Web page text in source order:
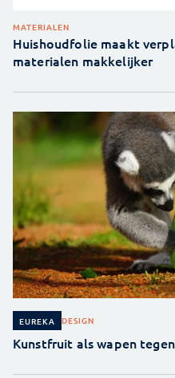
MATERIALEN
Huishoudfolie maakt
materialen makkelijker
EUREKA DESIGN
Kunstfruit als wapen